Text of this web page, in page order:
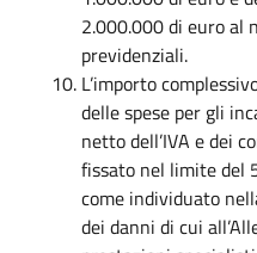
2.000.000 di euro al
previdenziali.
L’importo
delle spese per gli
netto dell’IVA e dei
fissato nel limite del
come individuato
dei danni di cui